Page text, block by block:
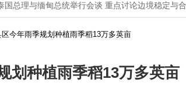
总理与缅甸总统举行会谈 重点讨论边境稳定与合作
今年雨季规划种植雨季稻13万多英亩
划种植雨季稻13万多英亩